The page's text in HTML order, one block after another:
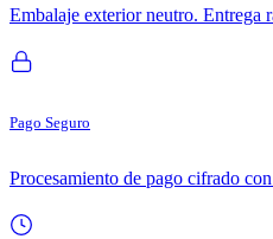
Embalaje exterior neutro. Entrega
Pago Seguro
Procesamiento de pago cifrado